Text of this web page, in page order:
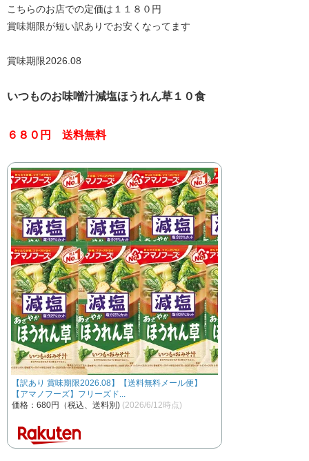
こちらのお店での定価は１１８０円
賞味期限が短い訳ありでお安くなってます
賞味期限2026.08
いつものお味噌汁減塩ほうれん草１０食
６８０円 送料無料
【訳あり 賞味期限2026.08】【送料無料メール便】
【アマノフーズ】フリーズド...
価格：680円（税込、送料別) (2026/6/12時点)